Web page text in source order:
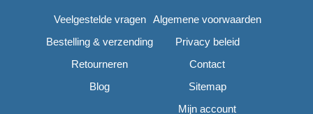
Veelgestelde vragen
Bestelling & verzending
Retourneren
Blog
Algemene voorwaarden
Privacy beleid
Contact
Sitemap
Mijn account